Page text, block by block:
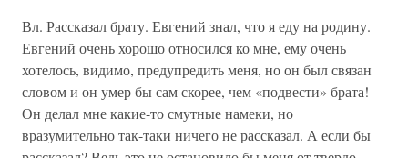
Вл. Рассказал брату. Евгений знал, что я еду на родину.
Евгений очень хорошо относился ко мне, ему очень
хотелось, видимо, предупредить меня, но он был связан
словом и он умер бы сам скорее, чем «подвести» брата!
Он делал мне какие-то смутные намеки, но
вразумительно так-таки ничего не рассказал. А если бы